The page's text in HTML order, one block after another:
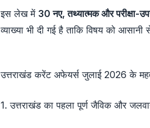
इस लेख में 30 नए, तथ्यात्मक और परीक्षा-
व्याख्या भी दी गई है ताकि विषय को
उत्तराखंड करेंट अफेयर्स जुलाई 2026 के
1. उत्तराखंड का पहला पूर्ण जैविक और